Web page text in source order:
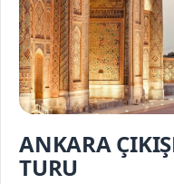
ANKARA
TURU